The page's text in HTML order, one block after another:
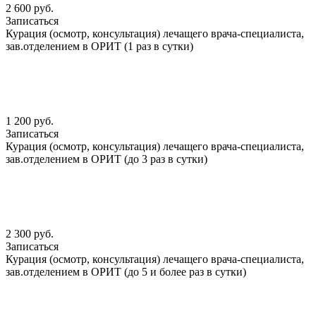
2 600 руб.
Записаться
Курация (осмотр, консультация) лечащего врача-специалиста,
зав.отделением в ОРИТ (1 раз в сутки)
1 200 руб.
Записаться
Курация (осмотр, консультация) лечащего врача-специалиста,
зав.отделением в ОРИТ (до 3 раз в сутки)
2 300 руб.
Записаться
Курация (осмотр, консультация) лечащего врача-специалиста,
зав.отделением в ОРИТ (до 5 и более раз в сутки)